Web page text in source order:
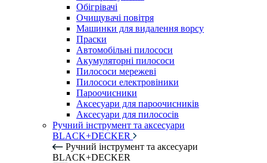
Обігрівачі
Очищувачі повітря
Машинки для видалення ворсу
Праски
Автомобільні пилососи
Акумуляторні пилососи
Пилососи мережеві
Пилососи електровіники
Пароочисники
Аксесуари для пароочисників
Аксесуари для пилососів
Ручний інструмент та аксесуари
BLACK+DECKER
Ручний інструмент та аксесуари
BLACK+DECKER